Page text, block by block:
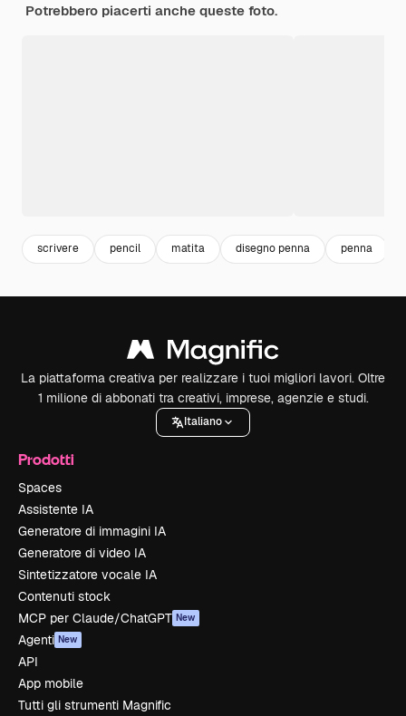
Potrebbero piacerti anche queste foto.
scrivere pencil matita disegno penna penna
La piattaforma creativa per realizzare i tuoi migliori lavori. Oltre
1 milione di abbonati tra creativi, imprese, agenzie e studi.
Italiano
Prodotti
Spaces
Assistente IA
Generatore di immagini IA
Generatore di video IA
Sintetizzatore vocale IA
Contenuti stock
MCP per Claude/ChatGPT New
Agenti New
API
App mobile
Tutti gli strumenti Magnific